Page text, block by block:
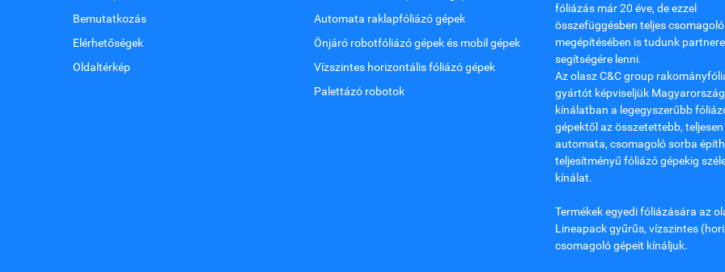
Bemutatkozás
Elérhetőségek
Oldaltérkép
Automata raklapfóliázó gépek
Önjáró robotfóliázó gépek és mobil gépek
Vízszintes horizontális fóliázó gépek
Palettázó robotok
fóliázás már 20 éve, de ezzel
összefüggésben teljes
megépítésében is tudunk
segítségére lenni.
Az olasz C&C group
gyártót képviseljük
kínálatban a legegyszerűbb
gépektől az összetettebb, teljesen
automata, csomagoló sorba
teljesítményű fóliázó gépekig
kínálat.
Termékek egyedi fóliázására az
Lineapack gyűrűs, vízszintes
csomagoló gépeit kínáljuk.